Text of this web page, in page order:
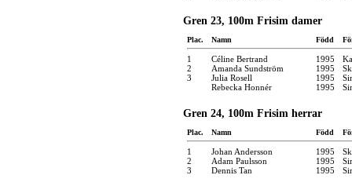
Gren 23, 100m Frisim damer
Plac. Namn Född
1 Céline Bertrand 1995
2
Amanda Sundström 1995
3
Julia Rosell 1995
Rebecka Honnér
1995
Gren 24, 100m Frisim herrar
Plac. Namn Född
1 Johan Andersson 1995
2
Adam Paulsson 1995
3
Dennis Tan 1995